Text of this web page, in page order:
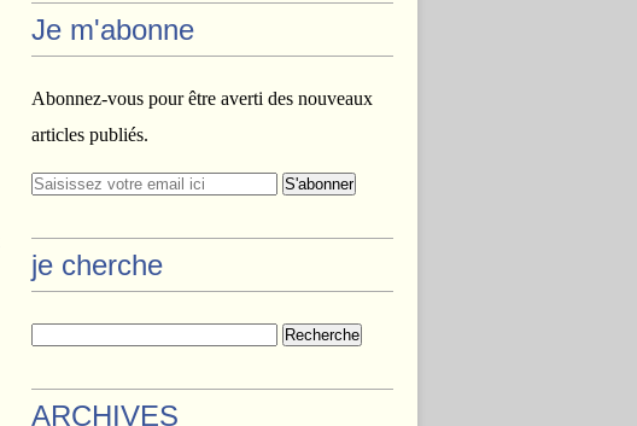
Je m'abonne
Abonnez-vous pour être averti des nouveaux
articles publiés.
je cherche
ARCHIVES